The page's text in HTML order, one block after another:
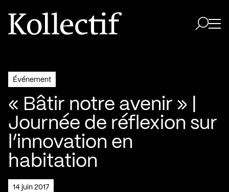
Aller à la page d'accueil
Logo Kollectif
Événement
« Bâtir notre avenir » |
Journée de réflexion sur
l’innovation en
habitation
14 juin 2017